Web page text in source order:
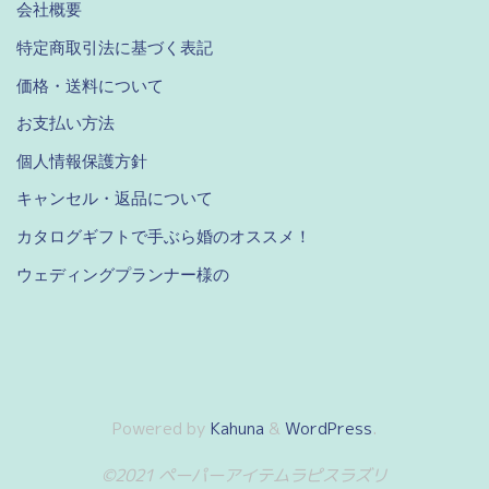
会社概要
特定商取引法に基づく表記
価格・送料について
お支払い方法
個人情報保護方針
キャンセル・返品について
カタログギフトで手ぶら婚のオススメ！
ウェディングプランナー様の
Powered by Kahuna & WordPress.
©2021 ペーパーアイテムラピスラズリ